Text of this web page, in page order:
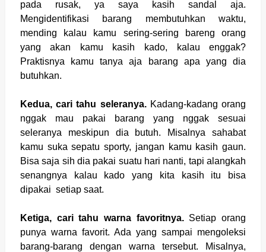
pada rusak, ya saya kasih sandal aja.
Mengidentifikasi barang membutuhkan waktu,
mending kalau kamu sering-sering bareng orang
yang akan kamu kasih kado, kalau enggak?
Praktisnya kamu tanya aja barang apa yang dia
butuhkan.
Kedua, cari tahu seleranya.Kadang-kadang orang
nggak mau pakai barang yang nggak sesuai
seleranya meskipun dia butuh. Misalnya sahabat
kamu suka sepatu sporty, jangan kamu kasih gaun.
Bisa saja sih dia pakai suatu hari nanti, tapi alangkah
senangnya kalau kado yang kita kasih itu bisa
dipakai setiap saat.
Ketiga, cari tahu warna favoritnya.Setiap orang
punya warna favorit. Ada yang sampai mengoleksi
barang-barang dengan warna tersebut. Misalnya,